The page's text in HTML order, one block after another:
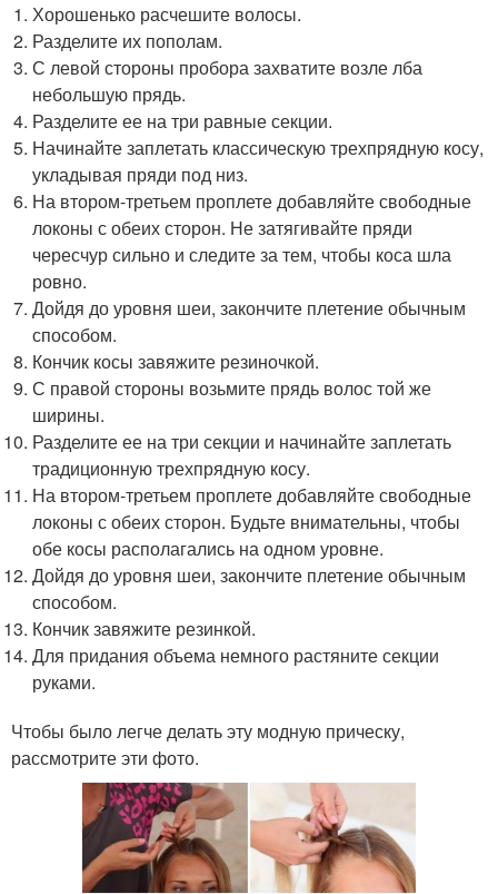
Хорошенько расчешите волосы.
Разделите их пополам.
С левой стороны пробора захватите возле лба
небольшую прядь.
Разделите ее на три равные секции.
Начинайте заплетать классическую трехпрядную косу,
укладывая пряди под низ.
На втором-третьем проплете добавляйте свободные
локоны с обеих сторон. Не затягивайте пряди
чересчур сильно и следите за тем, чтобы коса шла
ровно.
Дойдя до уровня шеи, закончите плетение обычным
способом.
Кончик косы завяжите резиночкой.
С правой стороны возьмите прядь волос той же
ширины.
Разделите ее на три секции и начинайте заплетать
традиционную трехпрядную косу.
На втором-третьем проплете добавляйте свободные
локоны с обеих сторон. Будьте внимательны, чтобы
обе косы располагались на одном уровне.
Дойдя до уровня шеи, закончите плетение обычным
способом.
Кончик завяжите резинкой.
Для придания объема немного растяните секции
руками.
Чтобы было легче делать эту модную прическу,
рассмотрите эти фото.